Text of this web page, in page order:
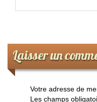
Laisser un
Votre adresse de
Les champs